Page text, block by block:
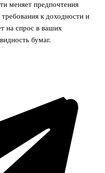
меняет предпочтения
к доходности и
на спрос в ваших
бумаг.